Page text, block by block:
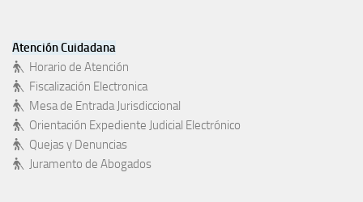
Atención Cuidadana
Horario de Atención
Fiscalización Electronica
Mesa de Entrada Jurisdiccional
Orientación Expediente Judicial Electrónico
Quejas y Denuncias
Juramento de Abogados